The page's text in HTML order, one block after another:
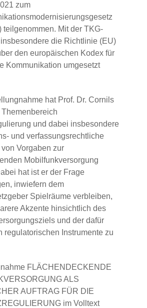
zum
teilgenommen. Mit der TKG-
die Richtlinie (EU)
den europäischen Kodex für
Kommunikation umgesetzt
hat Prof. Dr. Cornils
und dabei insbesondere
und verfassungsrechtliche
Vorgaben zur
Mobilfunkversorgung
hat ist er der Frage
inwiefern dem
Spielräume verbleiben,
Akzente hinsichtlich des
und der dafür
regulatorischen Instrumente zu
FLÄCHENDECKENDE
ALS
AUFTRAG FÜR DIE
im Volltext